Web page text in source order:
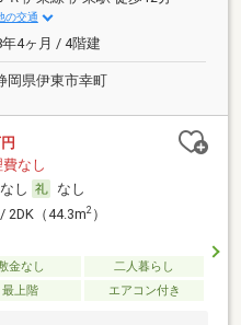
の交通
4ヶ月 / 4階建
岡県伊東市幸町
なし
なし
なし
2DK（44.3m2）
金なし
二人暮らし
最上階 エアコン付き